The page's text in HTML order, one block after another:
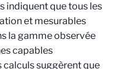
indiquent que tous les
et mesurables
la gamme observée
capables
suggèrent que